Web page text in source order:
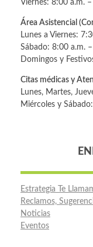
Viernes: 8:00 a.m.
Área Asistencial
Lunes a Viernes:
Sábado: 8:00 a.m.
Domingos y
Citas médicas y
Lunes, Martes,
Miércoles y
Estrategia Te
Reclamos,
Noticias
Eventos